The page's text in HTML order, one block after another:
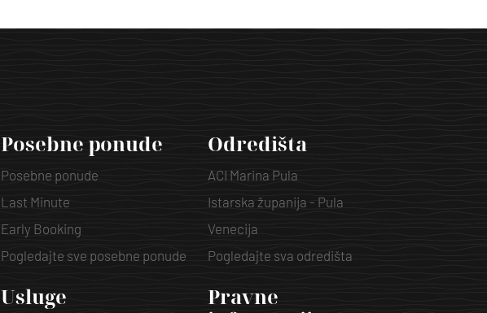
Posebne ponude
Posebne ponude
Last Minute
Early Booking
Pogledajte sve posebne ponude
Odredišta
ACI Marina Pula
Istarska županija - Pula
Venecija
Pogledajte sva odredišta
Usluge
Pravne